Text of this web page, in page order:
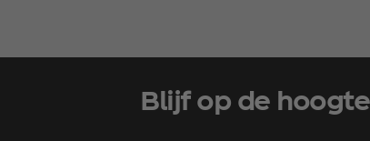
Blijf op de hoogte